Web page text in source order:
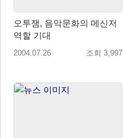
오투잼, 음악문화의 메신저
역할 기대
2004.07.26 조회 3,997